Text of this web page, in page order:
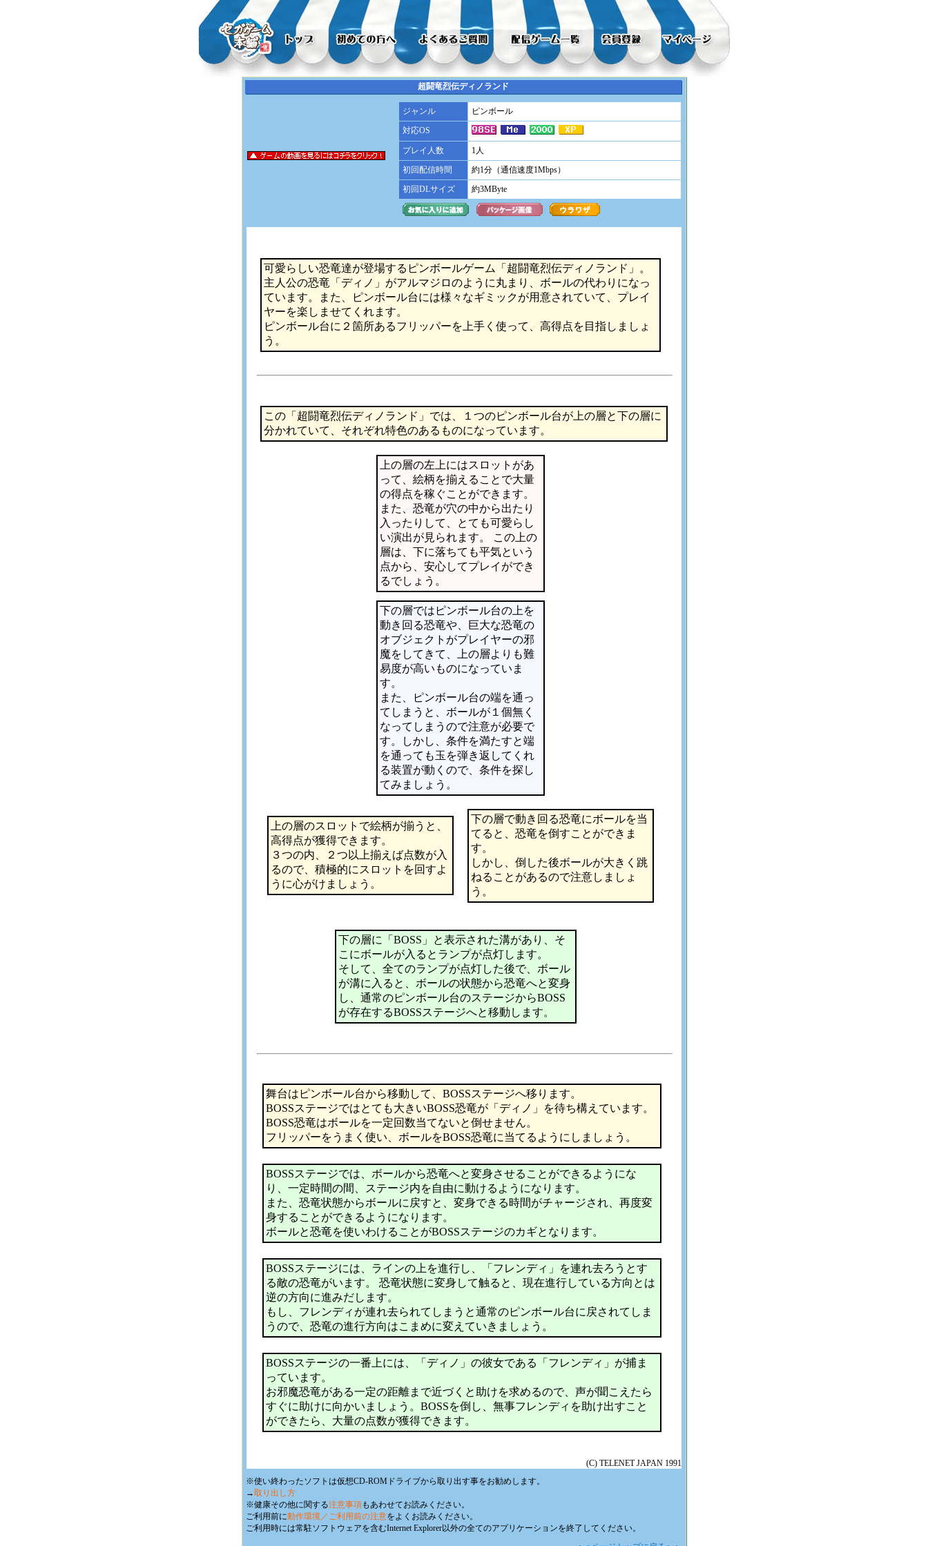
超闘竜烈伝ディノランド
ジャンル
ピンボール
対応OS
プレイ人数
1人
初回配信時間
約1分（通信速度1Mbps）
初回DLサイズ
約3MByte
可愛らしい恐竜達が登場するピンボールゲーム「超闘竜烈伝ディノランド」。
主人公の恐竜「ディノ」がアルマジロのように丸まり、ボールの代わりになっ
ています。また、ピンボール台には様々なギミックが用意されていて、プレイ
ヤーを楽しませてくれます。
ピンボール台に２箇所あるフリッパーを上手く使って、高得点を目指しましょ
う。
この「超闘竜烈伝ディノランド」では、１つのピンボール台が上の層と下の層に
分かれていて、それぞれ特色のあるものになっています。
上の層の左上にはスロットがあ
って、絵柄を揃えることで大量
の得点を稼ぐことができます。
また、恐竜が穴の中から出たり
入ったりして、とても可愛らし
い演出が見られます。 この上の
層は、下に落ちても平気という
点から、安心してプレイができ
るでしょう。
下の層ではピンボール台の上を
動き回る恐竜や、巨大な恐竜の
オブジェクトがプレイヤーの邪
魔をしてきて、上の層よりも難
易度が高いものになっていま
す。
また、ピンボール台の端を通っ
てしまうと、ボールが１個無く
なってしまうので注意が必要で
す。しかし、条件を満たすと端
を通っても玉を弾き返してくれ
る装置が動くので、条件を探し
てみましょう。
上の層のスロットで絵柄が揃うと、
高得点が獲得できます。
３つの内、２つ以上揃えば点数が入
るので、積極的にスロットを回すよ
うに心がけましょう。
下の層で動き回る恐竜にボールを当
てると、恐竜を倒すことができま
す。
しかし、倒した後ボールが大きく跳
ねることがあるので注意しましょ
う。
下の層に「BOSS」と表示された溝があり、そ
こにボールが入るとランプが点灯します。
そして、全てのランプが点灯した後で、ボール
が溝に入ると、ボールの状態から恐竜へと変身
し、通常のピンボール台のステージからBOSS
が存在するBOSSステージへと移動します。
舞台はピンボール台から移動して、BOSSステージへ移ります。
BOSSステージではとても大きいBOSS恐竜が「ディノ」を待ち構えています。
BOSS恐竜はボールを一定回数当てないと倒せません。
フリッパーをうまく使い、ボールをBOSS恐竜に当てるようにしましょう。
BOSSステージでは、ボールから恐竜へと変身させることができるようにな
り、一定時間の間、ステージ内を自由に動けるようになります。
また、恐竜状態からボールに戻すと、変身できる時間がチャージされ、再度変
身することができるようになります。
ボールと恐竜を使いわけることがBOSSステージのカギとなります。
BOSSステージには、ラインの上を進行し、「フレンディ」を連れ去ろうとす
る敵の恐竜がいます。 恐竜状態に変身して触ると、現在進行している方向とは
逆の方向に進みだします。
もし、フレンディが連れ去られてしまうと通常のピンボール台に戻されてしま
うので、恐竜の進行方向はこまめに変えていきましょう。
BOSSステージの一番上には、「ディノ」の彼女である「フレンディ」が捕ま
っています。
お邪魔恐竜がある一定の距離まで近づくと助けを求めるので、声が聞こえたら
すぐに助けに向かいましょう。BOSSを倒し、無事フレンディを助け出すこと
ができたら、大量の点数が獲得できます。
(C) TELENET JAPAN 1991
※使い終わったソフトは仮想CD-ROMドライブから取り出す事をお勧めします。
→取り出し方
※健康その他に関する注意事項もあわせてお読みください。
ご利用前に動作環境／ご利用前の注意をよくお読みください。
ご利用時には常駐ソフトウェアを含むInternet Explorer以外の全てのアプリケーションを終了してください。